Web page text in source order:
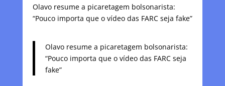
Olavo resume a picaretagem bolsonarista:
“Pouco importa que o vídeo das FARC seja fake”
Olavo resume a picaretagem bolsonarista:
“Pouco importa que o vídeo das FARC seja
fake”